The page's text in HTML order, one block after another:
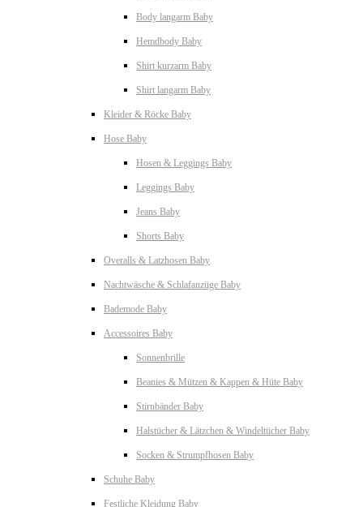
Body langarm Baby
Hemdbody Baby
Shirt kurzarm Baby
Shirt langarm Baby
Kleider & Röcke Baby
Hose Baby
Hosen & Leggings Baby
Leggings Baby
Jeans Baby
Shorts Baby
Overalls & Latzhosen Baby
Nachtwäsche & Schlafanzüge Baby
Bademode Baby
Accessoires Baby
Sonnenbrille
Beanies & Mützen & Kappen & Hüte Baby
Stirnbänder Baby
Halstücher & Lätzchen & Windeltücher Baby
Socken & Strumpfhosen Baby
Schuhe Baby
Festliche Kleidung Baby